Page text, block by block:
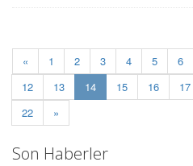
« 1 2 3 4 5 6
12
13 14(current)
15 16 17
22
»
Son Haberler